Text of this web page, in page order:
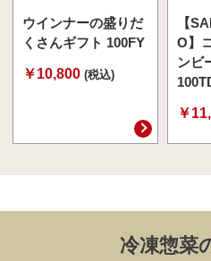
ウインナーの盛りだ
くさんギフト 100FY
￥10,800 (税込)
【
O】
ンビ
￥
冷凍惣菜